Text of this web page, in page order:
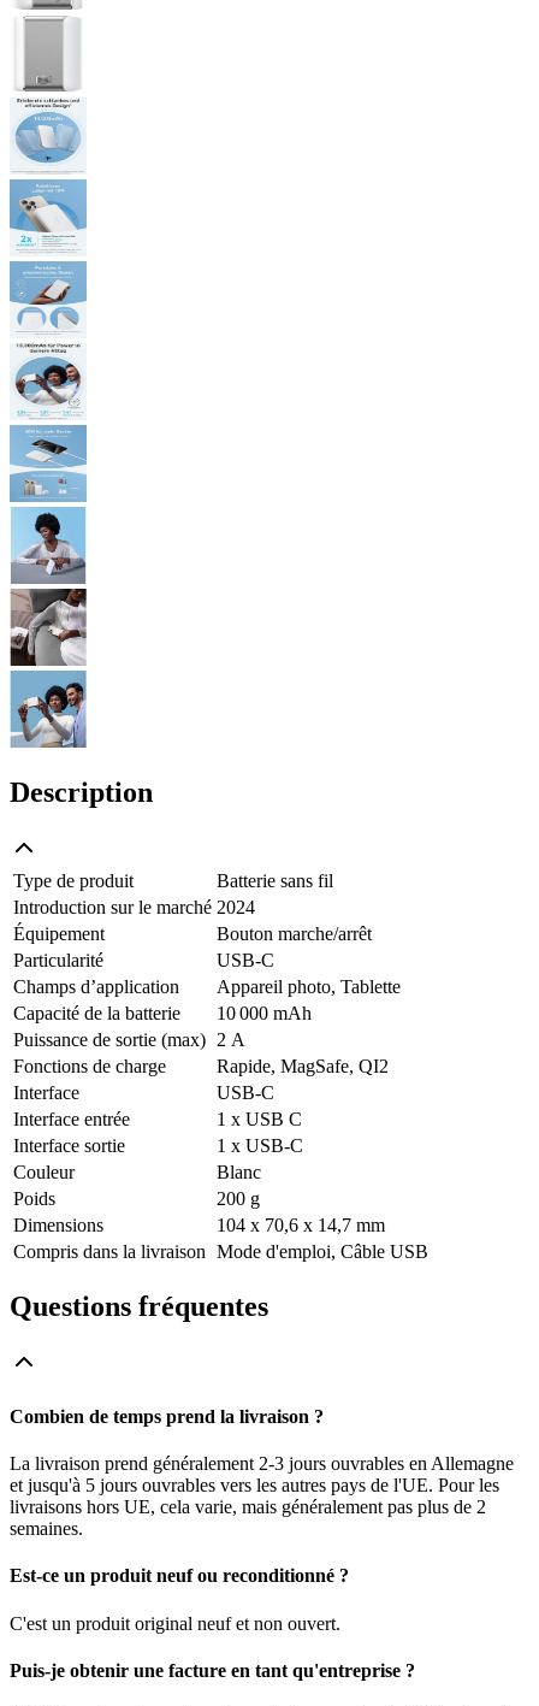
Description
Type de produit
Batterie sans fil
Introduction sur le marché 2024
Équipement
Bouton marche/arrêt
Particularité
USB-C
Champs d’application
Appareil photo, Tablette
Capacité de la batterie
10 000 mAh
Puissance de sortie (max) 2 A
Fonctions de charge
Rapide, MagSafe, QI2
Interface
USB-C
Interface entrée
1 x USB C
Interface sortie
1 x USB-C
Couleur
Blanc
Poids
200 g
Dimensions
104 x 70,6 x 14,7 mm
Compris dans la livraison Mode d'emploi, Câble USB
Questions fréquentes
Combien de temps prend la livraison ?
La livraison prend généralement 2-3 jours ouvrables en Allemagne
et jusqu'à 5 jours ouvrables vers les autres pays de l'UE. Pour les
livraisons hors UE, cela varie, mais généralement pas plus de 2
semaines.
Est-ce un produit neuf ou reconditionné ?
C'est un produit original neuf et non ouvert.
Puis-je obtenir une facture en tant qu'entreprise ?